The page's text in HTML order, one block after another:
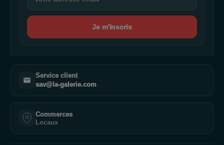
Je m'inscris
Service client
sav@la-galerie.com
Commerces
Locaux